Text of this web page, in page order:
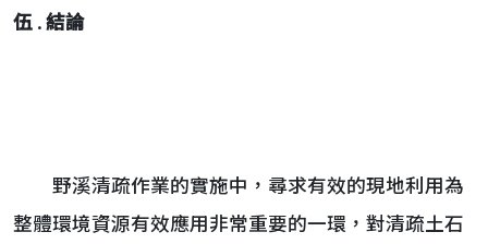
伍 . 結論
野溪清疏作業的實施中，尋求有效的現地利用為
整體環境資源有效應用非常重要的一環，對清疏土石